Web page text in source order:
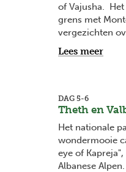
of Vajusha.
grens met
vergezichten
bekomen in
anderdaags
Geshtara meer,
belanden weer
van onze
tochten laten
dragen we
Lees meer
DAG 5-6
Theth en
Het nationale
wondermooie
eye of
Albanese